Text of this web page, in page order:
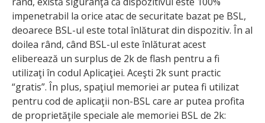
impenetrabil la orice atac de securitate bazat pe BSL,
deoarece BSL-ul este total înlăturat din dispozitiv. În al
doilea rând, când BSL-ul este înlăturat acest
eliberează un surplus de 2k de flash pentru a fi
utilizaţi în codul Aplicaţiei. Aceşti 2k sunt practic
“gratis”. În plus, spaţiul memoriei ar putea fi utilizat
pentru cod de aplicaţii non-BSL care ar putea pro­fita
de proprietăţile speciale ale memoriei BSL de 2k: